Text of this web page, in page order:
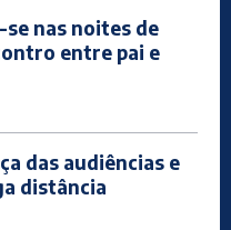
se nas noites de
entre pai e
das audiências e
distância